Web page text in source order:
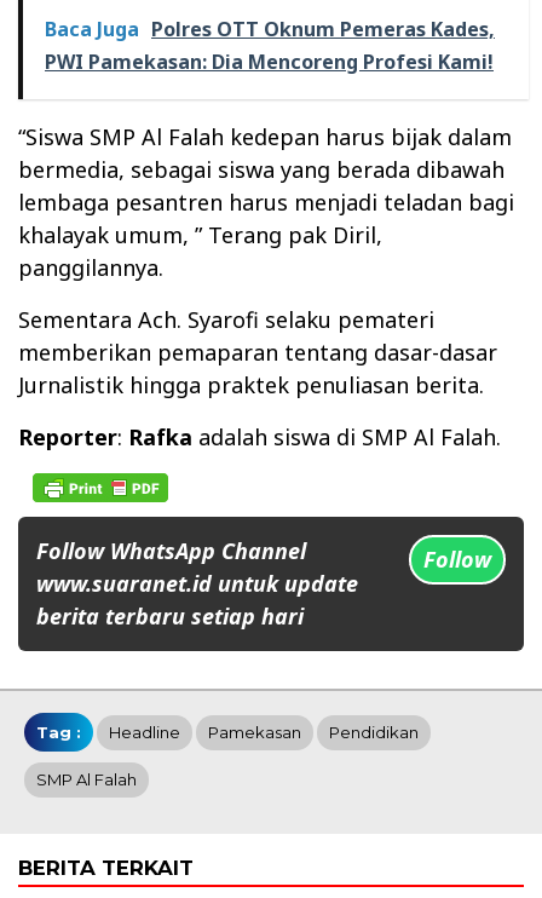
Baca Juga Polres OTT Oknum Pemeras Kades,
PWI Pamekasan: Dia Mencoreng Profesi Kami!
“Siswa SMP Al Falah kedepan harus bijak dalam
bermedia, sebagai siswa yang berada dibawah
lembaga pesantren harus menjadi teladan bagi
khalayak umum, ” Terang pak Diril,
panggilannya.
Sementara Ach. Syarofi selaku pemateri
memberikan pemaparan tentang dasar-dasar
Jurnalistik hingga praktek penuliasan berita.
Reporter: Rafka adalah siswa di SMP Al Falah.
Follow WhatsApp Channel
www.suaranet.id untuk update
berita terbaru setiap hari
Follow
Tag : Headline Pamekasan Pendidikan
SMP Al Falah
BERITA TERKAIT